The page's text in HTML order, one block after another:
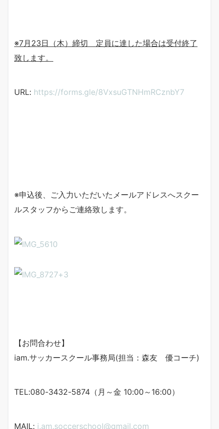
※7月 23日（木）締切 定員に達した場合は受付終了
致します。
URL: https://forms.gle/8VxsuGTNHmRCznbY7
※申込後、ご入力いただいたメールアドレスへスクー
ルスタッフからご連絡致します。
【お問合わせ】
iam.サッカースクール事務局(担当：森友 優コーチ)
TEL:080-3432-5874（月～金 10:00～16:00）
MAIL: i.am.soccerschool@gmail.com